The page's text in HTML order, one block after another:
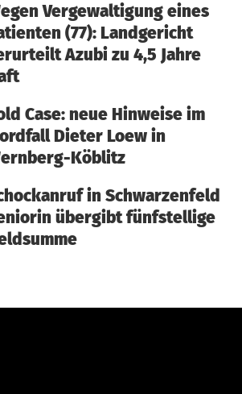
Vergewaltigung eines
(77): Landgericht
Azubi zu 4,5 Jahre
Case: neue Hinweise im
Dieter Loew in
Köblitz
in Schwarzenfeld
übergibt fünfstellige